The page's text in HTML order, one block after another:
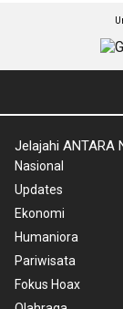
Jelajahi ANTARA
Nasional
Updates
Ekonomi
Humaniora
Pariwisata
Fokus Hoax